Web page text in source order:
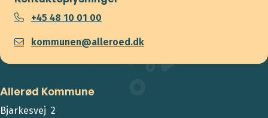
+45 48 10 01 00
kommunen@alleroed.dk
Allerød Kommune
Bjarkesvej 2